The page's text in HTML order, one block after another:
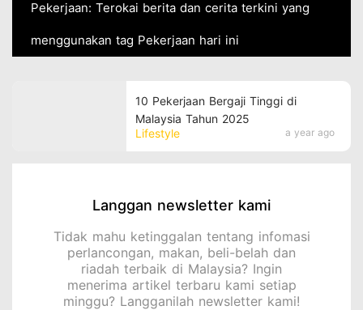
Pekerjaan: Terokai berita dan cerita terkini yang
menggunakan tag Pekerjaan hari ini
Lifestyle a year ago
10 Pekerjaan Bergaji Tinggi di
Malaysia Tahun 2025
Langgan newsletter kami
Tidak mahu ketinggalan tentang infomasi
perlancongan, makan, beli-belah dan
riadah terbaik di Malaysia? Ingin
menerima artikel terbaru kami setiap
minggu? Langganilah newsletter kami!